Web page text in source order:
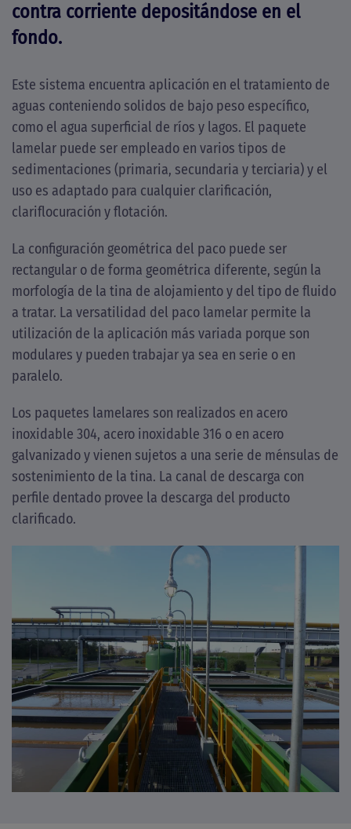
contra corriente depositándose en el
fondo.
Este sistema encuentra aplicación en el tratamiento de
aguas conteniendo solidos de bajo peso específico,
como el agua superficial de ríos y lagos. El paquete
lamelar puede ser empleado en varios tipos de
sedimentaciones (primaria, secundaria y terciaria) y el
uso es adaptado para cualquier clarificación,
clariflocuración y flotación.
La configuración geométrica del paco puede ser
rectangular o de forma geométrica diferente, según la
morfología de la tina de alojamiento y del tipo de fluido
a tratar. La versatilidad del paco lamelar permite la
utilización de la aplicación más variada porque son
modulares y pueden trabajar ya sea en serie o en
paralelo.
Los paquetes lamelares son realizados en acero
inoxidable 304, acero inoxidable 316 o en acero
galvanizado y vienen sujetos a una serie de ménsulas de
sostenimiento de la tina. La canal de descarga con
perfile dentado provee la descarga del producto
clarificado.